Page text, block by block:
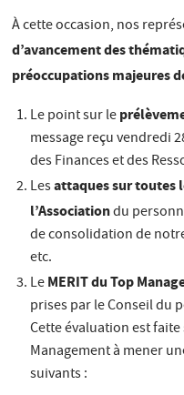
À cette occasion, nos
d’avancement des
préoccupations majeures
Le point sur le
message reçu vendredi
des Finances et des
Lesattaques sur toutes
l’Associationdu
de consolidation de
etc.
LeMERIT du Top
prises par le Conseil du
Cette évaluation est
Management à mener
suivants :